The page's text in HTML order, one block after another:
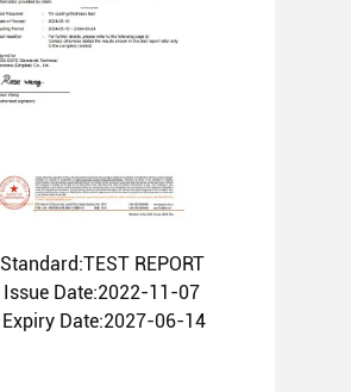
Standard:TEST REPORT
Issue Date:2022-11-07
Expiry Date:2027-06-14